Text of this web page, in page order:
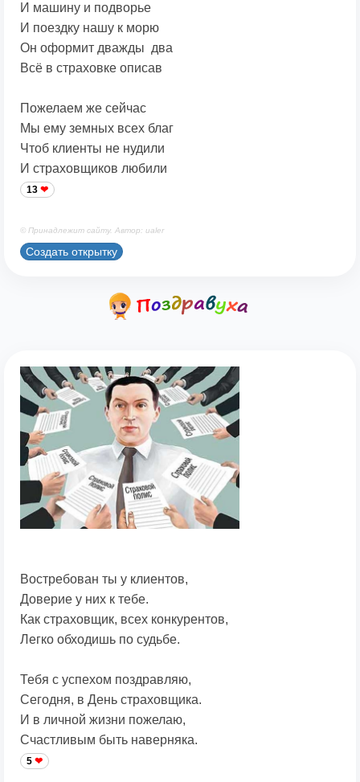
И машину и подворье
И поездку нашу к морю
Он оформит дважды два
Всё в страховке описав
Пожелаем же сейчас
Мы ему земных всех благ
Чтоб клиенты не нудили
И страховщиков любили
13
© Принадлежит сайту. Автор: ualer
Создать открытку
Востребован ты у клиентов,
Доверие у них к тебе.
Как страховщик, всех конкурентов,
Легко обходишь по судьбе.
Тебя с успехом поздравляю,
Сегодня, в День страховщика.
И в личной жизни пожелаю,
Счастливым быть наверняка.
5